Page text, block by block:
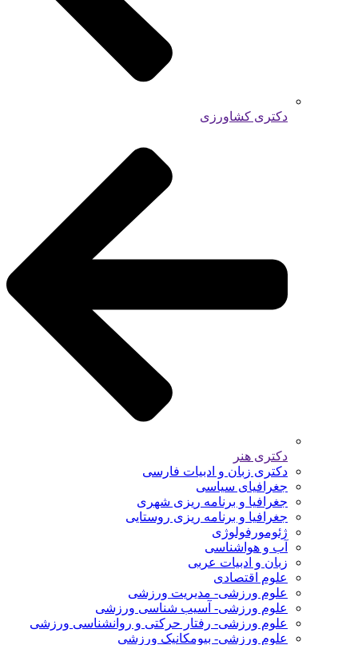
دکتری کشاورزی
دکتری هنر
دکتری زبان و ادبیات فارسی
جغرافیای سیاسی
جغرافیا و برنامه ریزی شهری
جغرافیا و برنامه ریزی روستایی
ژئومورفولوژی
آب و هواشناسی
زبان و ادبیات عربی
علوم اقتصادی
علوم ورزشی- مدیریت ورزشی
علوم ورزشی- آسیب شناسی ورزشی
علوم ورزشی- رفتار حرکتی و روانشناسی ورزشی
علوم ورزشی- بیومکانیک ورزشی